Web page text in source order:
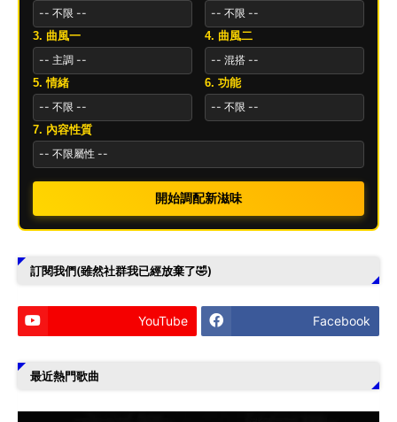
3. 曲風一 4. 曲風二
5. 情緒 6. 功能
7. 內容性質
開始調配新滋味
訂閱我們(雖然社群我已經放棄了🤣)
YouTube Facebook
最近熱門歌曲